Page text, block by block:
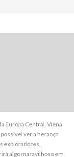
Europa Central. Viena
ver a herança
exploradores,
algo maravilhoso em